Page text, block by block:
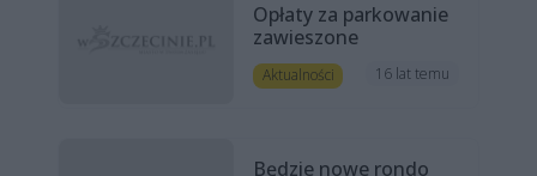
Opłaty za parkowanie
zawieszone
Aktualności 16 lat temu
Będzie nowe rondo